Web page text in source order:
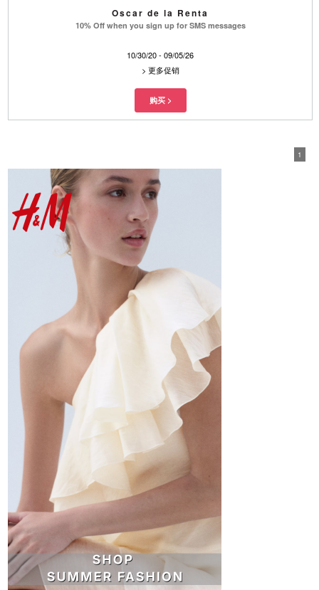
Oscar de la Renta
10% Off when you sign up for SMS messages
10/30/20 - 09/05/26
> 更多促销
1